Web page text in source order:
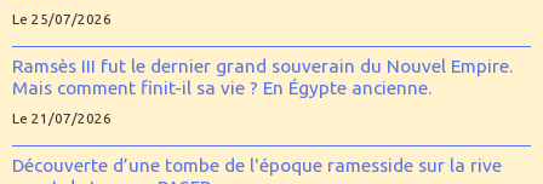
Le 25/07/2026
Ramsès III fut le dernier grand souverain du Nouvel Empire.
Mais comment finit-il sa vie ? En Égypte ancienne.
Le 21/07/2026
Découverte d’une tombe de l'époque ramesside sur la rive